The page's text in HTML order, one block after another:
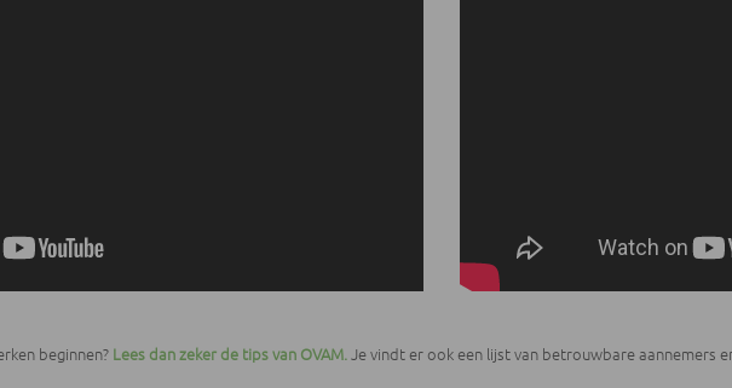
beginnen? Lees dan zeker de tips van OVAM. Je vindt er ook een lijst van betrouwbare aannemers